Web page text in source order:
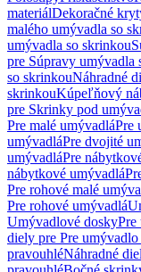
materiálDekoračné
malého umývadla so
umývadla so skrinkou
pre Súpravy umývadla
so skrinkouNáhradné
skrinkouKúpeľňový
pre Skrinky pod
Pre malé umývadláPre
umývadláPre dvojité
umývadláPre
nábytkové umývadlá
Pre rohové malé
Pre rohové umývadlá
Umývadlové doskyPre
diely pre Pre
pravouhléNáhradné